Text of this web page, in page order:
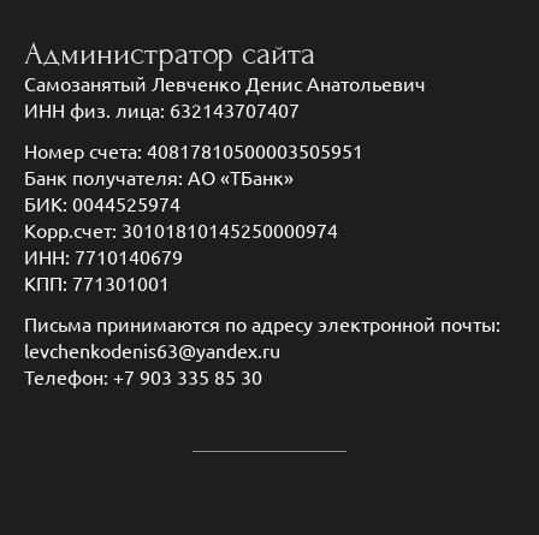
Администратор сайта
Самозанятый Левченко Денис Анатольевич
ИНН физ. лица: 632143707407
Номер счета: 40817810500003505951
Банк получателя: АО «ТБанк»
БИК: 0044525974
Корр.счет: 30101810145250000974
ИНН: 7710140679
КПП: 771301001
Письма принимаются по адресу электронной почты:
levchenkodenis63@yandex.ru
Телефон: +7 903 335 85 30